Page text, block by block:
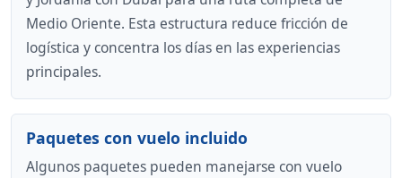
Medio Oriente. Esta estructura reduce fricción de
logística y concentra los días en las experiencias
principales.
Paquetes con vuelo incluido
Algunos paquetes pueden manejarse con vuelo